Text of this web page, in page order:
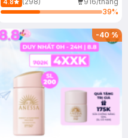
4.8
39%
-40%